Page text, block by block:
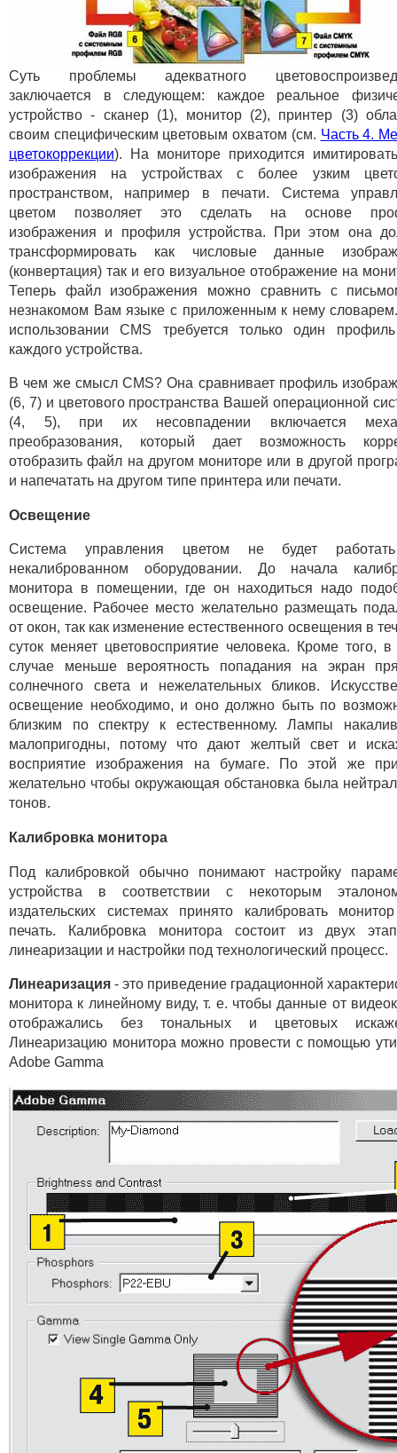
Суть проблемы адекватного
заключается в следующем: каждое реальное
устройство - сканер (1), монитор (2), принтер (3)
своим специфическим цветовым охватом (см. Часть 4.
цветокоррекции). На мониторе приходится
изображения на устройствах с более узким
пространством, например в печати. Система
цветом позволяет это сделать на основе
изображения и профиля устройства. При этом она
трансформировать как числовые данные
(конвертация) так и его визуальное отображение на
Теперь файл изображения можно сравнить с
незнакомом Вам языке с приложенным к нему
использовании CMS требуется только один
каждого устройства.
В чем же смысл CMS? Она сравнивает профиль
(6, 7) и цветового пространства Вашей операционной
(4, 5), при их несовпадении включается
преобразования, который дает возможность
отобразить файл на другом мониторе или в другой
и напечатать на другом типе принтера или печати.
Освещение
Система управления цветом не будет
некалиброванном оборудовании. До начала
монитора в помещении, где он находиться надо
освещение. Рабочее место желательно размещать
от окон, так как изменение естественного освещения в
суток меняет цветовосприятие человека. Кроме того, в
случае меньше вероятность попадания на экран
солнечного света и нежелательных бликов.
освещение необходимо, и оно должно быть по
близким по спектру к естественному. Лампы
малопригодны, потому что дают желтый свет и
восприятие изображения на бумаге. По этой же
желательно чтобы окружающая обстановка была
тонов.
Калибровка монитора
Под калибровкой обычно понимают настройку
устройства в соответствии с некоторым
издательских системах принято калибровать
печать. Калибровка монитора состоит из двух
линеаризации и настройки под технологический процесс.
Линеаризация - это приведение градационной
монитора к линейному виду, т. е. чтобы данные от
отображались без тональных и цветовых
Линеаризацию монитора можно провести с помощью
Adobe Gamma